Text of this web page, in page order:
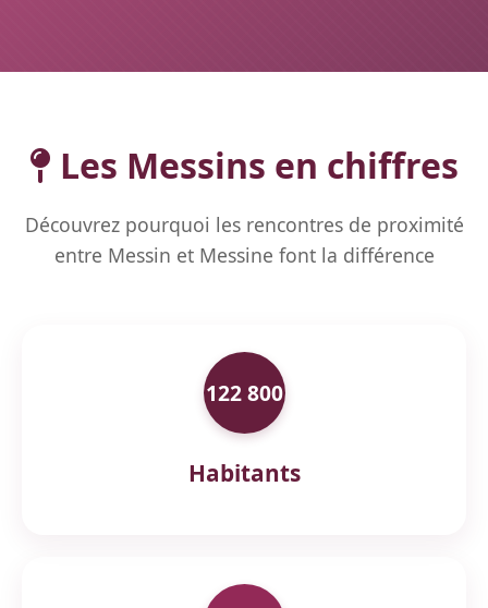
Les Messins en chiffres
Découvrez pourquoi les rencontres de proximité
entre Messin et Messine font la différence
122 800
Habitants